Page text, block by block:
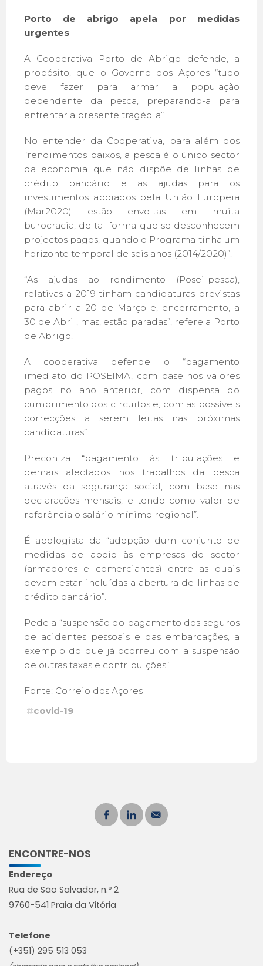
Porto de abrigo apela por medidas
urgentes
A Cooperativa Porto de Abrigo defende, a
propósito, que o Governo dos Açores “tudo
deve fazer para armar a população
dependente da pesca, preparando-a para
enfrentar a presente tragédia”.
No entender da Cooperativa, para além dos
“rendimentos baixos, a pesca é o único sector
da economia que não dispõe de linhas de
crédito bancário e as ajudas para os
investimentos apoiados pela União Europeia
(Mar2020) estão envoltas em muita
burocracia, de tal forma que se desconhecem
projectos pagos, quando o Programa tinha um
horizonte temporal de seis anos (2014/2020)”.
“As ajudas ao rendimento (Posei-pesca),
relativas a 2019 tinham candidaturas previstas
para abrir a 20 de Março e, encerramento, a
30 de Abril, mas, estão paradas”, refere a Porto
de Abrigo.
A cooperativa defende o “pagamento
imediato do POSEIMA, com base nos valores
pagos no ano anterior, com dispensa do
cumprimento dos circuitos e, com as possíveis
correcções a serem feitas nas próximas
candidaturas”.
Preconiza “pagamento às tripulações e
demais afectados nos trabalhos da pesca
através da segurança social, com base nas
declarações mensais, e tendo como valor de
referência o salário mínimo regional”.
É apologista da “adopção dum conjunto de
medidas de apoio às empresas do sector
(armadores e comerciantes) entre as quais
devem estar incluídas a abertura de linhas de
crédito bancário”.
Pede a “suspensão do pagamento dos seguros
de acidentes pessoais e das embarcações, a
exemplo do que já ocorreu com a suspensão
de outras taxas e contribuições”.
Fonte: Correio dos Açores
#covid-19
ENCONTRE-NOS
Endereço
Rua de São Salvador, n.º 2
9760-541 Praia da Vitória
Telefone
(+351) 295 513 053